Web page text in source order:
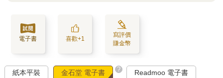
電子書 喜歡+1
寫評價
賺金幣
紙本平裝 金石堂 電子書 ? Readmoo 電子書